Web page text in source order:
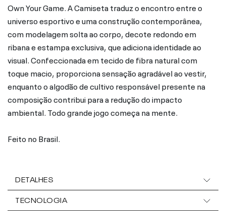
Own Your Game. A Camiseta traduz o encontro entre o
universo esportivo e uma construção contemporânea,
com modelagem solta ao corpo, decote redondo em
ribana e estampa exclusiva, que adiciona identidade ao
visual. Confeccionada em tecido de fibra natural com
toque macio, proporciona sensação agradável ao vestir,
enquanto o algodão de cultivo responsável presente na
composição contribui para a redução do impacto
ambiental. Todo grande jogo começa na mente.
Feito no Brasil.
DETALHES
TECNOLOGIA